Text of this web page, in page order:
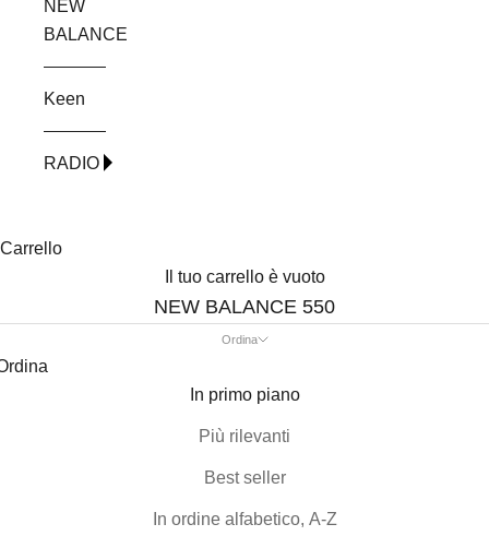
NEW
BALANCE
Keen
RADIO
Carrello
Il tuo carrello è vuoto
NEW BALANCE 550
Ordina
In primo piano
Più rilevanti
Best seller
In ordine alfabetico, A-Z